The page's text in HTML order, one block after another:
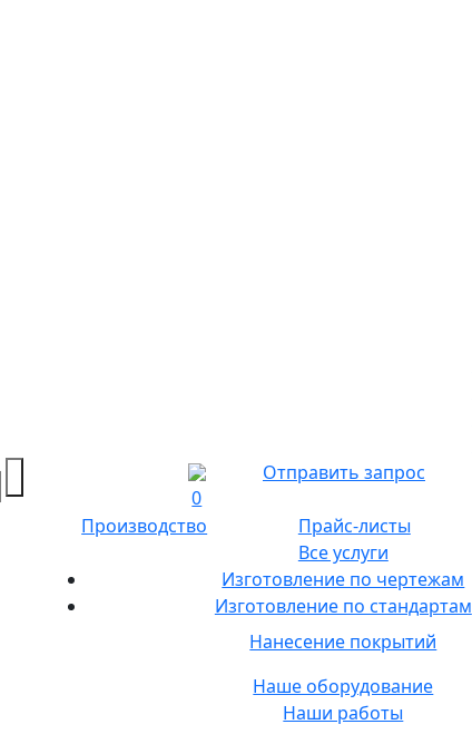
0
Отправить запрос
Производство
Все услуги
Изготовление по чертежам
Изготовление по стандартам
Нанесение покрытий
Наше оборудование
Наши работы
Прайс-листы